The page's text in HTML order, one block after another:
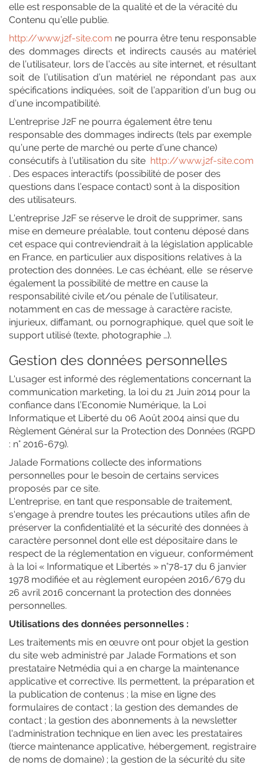
elle est responsable de la qualité et de la véracité du
Contenu qu’elle publie.
http://www.j2f-site.com ne pourra être tenu responsable
des dommages directs et indirects causés au matériel
de l’utilisateur, lors de l’accès au site internet, et résultant
soit de l’utilisation d’un matériel ne répondant pas aux
spécifications indiquées, soit de l’apparition d’un bug ou
d’une incompatibilité.
L'entreprise J2F ne pourra également être tenu
responsable des dommages indirects (tels par exemple
qu’une perte de marché ou perte d’une chance)
consécutifs à l’utilisation du site http://www.j2f-site.com
. Des espaces interactifs (possibilité de poser des
questions dans l’espace contact) sont à la disposition
des utilisateurs.
L'entreprise J2F se réserve le droit de supprimer, sans
mise en demeure préalable, tout contenu déposé dans
cet espace qui contreviendrait à la législation applicable
en France, en particulier aux dispositions relatives à la
protection des données. Le cas échéant, elle se réserve
également la possibilité de mettre en cause la
responsabilité civile et/ou pénale de l’utilisateur,
notamment en cas de message à caractère raciste,
injurieux, diffamant, ou pornographique, quel que soit le
support utilisé (texte, photographie …).
Gestion des données personnelles
L'usager est informé des réglementations concernant la
communication marketing, la loi du 21 Juin 2014 pour la
confiance dans l’Economie Numérique, la Loi
Informatique et Liberté du 06 Août 2004 ainsi que du
Règlement Général sur la Protection des Données (RGPD
: n° 2016-679).
Jalade Formations collecte des informations
personnelles pour le besoin de certains services
proposés par ce site.
L'entreprise, en tant que responsable de traitement,
s'engage à prendre toutes les précautions utiles afin de
préserver la confidentialité et la sécurité des données à
caractère personnel dont elle est dépositaire dans le
respect de la réglementation en vigueur, conformément
à la loi « Informatique et Libertés » n°78-17 du 6 janvier
1978 modifiée et au règlement européen 2016/679 du
26 avril 2016 concernant la protection des données
personnelles.
Utilisations des données personnelles :
Les traitements mis en œuvre ont pour objet la gestion
du site web administré par Jalade Formations et son
prestataire Netmédia qui a en charge la maintenance
applicative et corrective. Ils permettent, la préparation et
la publication de contenus ; la mise en ligne des
formulaires de contact ; la gestion des demandes de
contact ; la gestion des abonnements à la newsletter
l'administration technique en lien avec les prestataires
(tierce maintenance applicative, hébergement, registraire
de noms de domaine) ; la gestion de la sécurité du site